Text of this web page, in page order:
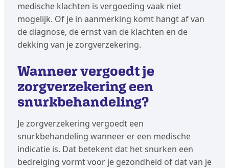
medische klachten is vergoeding vaak niet
mogelijk. Of je in aanmerking komt hangt af van
de diagnose, de ernst van de klachten en de
dekking van je zorgverzekering.
Wanneer vergoedt je
zorgverzekering een
snurkbehandeling?
Je zorgverzekering vergoedt een
snurkbehandeling wanneer er een medische
indicatie is. Dat betekent dat het snurken een
bedreiging vormt voor je gezondheid of dat van je